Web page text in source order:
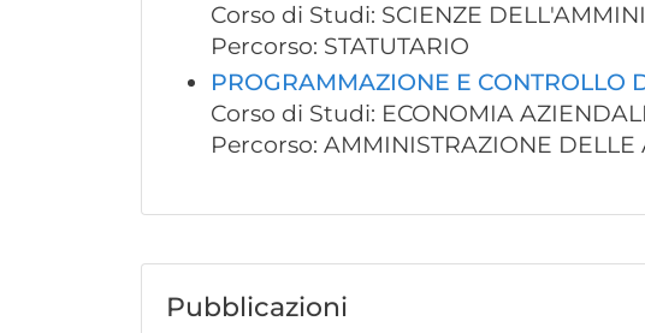
Corso di Studi: SCIENZE
Percorso: STATUTARIO
PROGRAMMAZIONE E CONTROLLO
Corso di Studi: ECONOMIA
Percorso: AMMINISTRAZIONE
Pubblicazioni